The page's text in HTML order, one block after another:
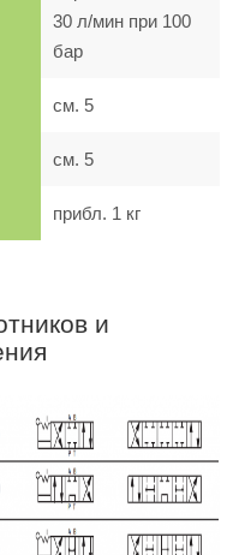
30 л/мин при 100
бар
см. 5
см. 5
прибл. 1 кг
и